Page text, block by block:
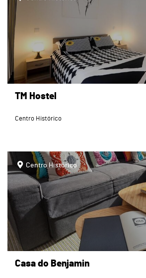
TM Hostel
Centro Histórico
page
Centro Histórico
Casa do Benjamin